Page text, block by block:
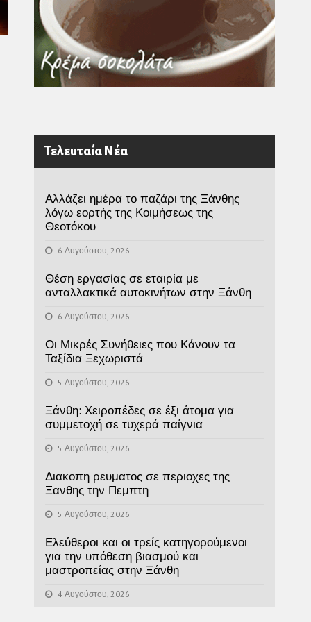
Τελευταία Νέα
Αλλάζει ημέρα το παζάρι της Ξάνθης
λόγω εορτής της Κοιμήσεως της
Θεοτόκου
6 Αυγούστου, 2026
Θέση εργασίας σε εταιρία με
ανταλλακτικά αυτοκινήτων στην Ξάνθη
6 Αυγούστου, 2026
Οι Μικρές Συνήθειες που Κάνουν τα
Ταξίδια Ξεχωριστά
5 Αυγούστου, 2026
Ξάνθη: Χειροπέδες σε έξι άτομα για
συμμετοχή σε τυχερά παίγνια
5 Αυγούστου, 2026
Διακοπη ρευματος σε περιοχες της
Ξανθης την Πεμπτη
5 Αυγούστου, 2026
Ελεύθεροι και οι τρείς κατηγορούμενοι
για την υπόθεση βιασμού και
μαστροπείας στην Ξάνθη
4 Αυγούστου, 2026